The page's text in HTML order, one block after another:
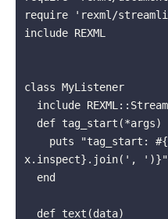
require 'rexml/
include REXML
class MyListener
x.inspect}.join(', ')}"